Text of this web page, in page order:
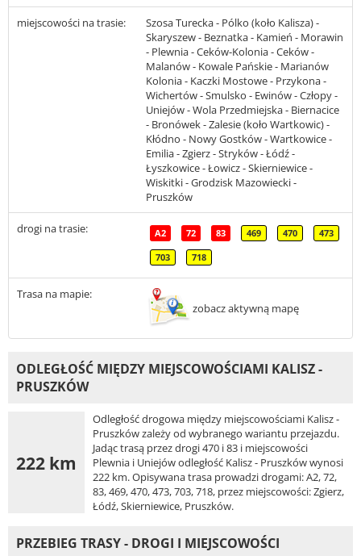
miejscowości na trasie:
Szosa Turecka - Pólko (koło Kalisza) -
Skaryszew - Beznatka - Kamień - Morawin
- Plewnia - Ceków-Kolonia - Ceków -
Malanów - Kowale Pańskie - Marianów
Kolonia - Kaczki Mostowe - Przykona -
Wichertów - Smulsko - Ewinów - Człopy -
Uniejów - Wola Przedmiejska - Biernacice
- Bronówek - Zalesie (koło Wartkowic) -
Kłódno - Nowy Gostków - Wartkowice -
Emilia - Zgierz - Stryków - Łódź -
Łyszkowice - Łowicz - Skierniewice -
Wiskitki - Grodzisk Mazowiecki -
Pruszków
drogi na trasie: A2 72 83 469 470 473
703 718
Trasa na mapie:
zobacz aktywną mapę
ODLEGŁOŚĆ MIĘDZY MIEJSCOWOŚCIAMI KALISZ -
PRUSZKÓW
222 km
Odległość drogowa między miejscowościami Kalisz -
Pruszków zależy od wybranego wariantu przejazdu.
Jadąc trasą przez drogi 470 i 83 i miejscowości
Plewnia i Uniejów odległość Kalisz - Pruszków wynosi
222 km. Opisywana trasa prowadzi drogami: A2, 72,
83, 469, 470, 473, 703, 718, przez miejscowości: Zgierz,
Łódź, Skierniewice, Pruszków.
PRZEBIEG TRASY - DROGI I MIEJSCOWOŚCI